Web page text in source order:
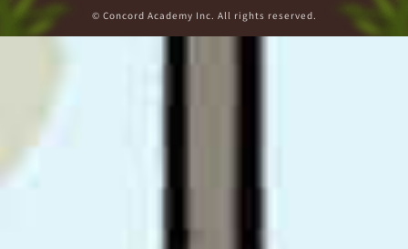
© Concord Academy Inc. All rights reserved.